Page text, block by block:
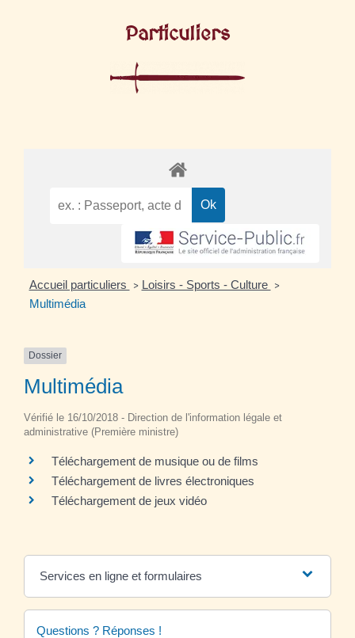
Particuliers
Accueil particuliers > Loisirs - Sports - Culture >
Multimédia
Dossier
Multimédia
Vérifié le 16/10/2018 - Direction de l'information légale et
administrative (Première ministre)
Téléchargement de musique ou de films
Téléchargement de livres électroniques
Téléchargement de jeux vidéo
Services en ligne et formulaires
Questions ? Réponses !